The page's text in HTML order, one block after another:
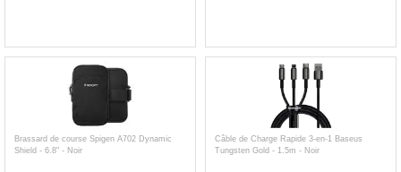
Brassard de course Spigen A702 Dynamic
Shield - 6.8" - Noir
Câble de Charge Rapide 3-en-1 Baseus
Tungsten Gold - 1.5m - Noir